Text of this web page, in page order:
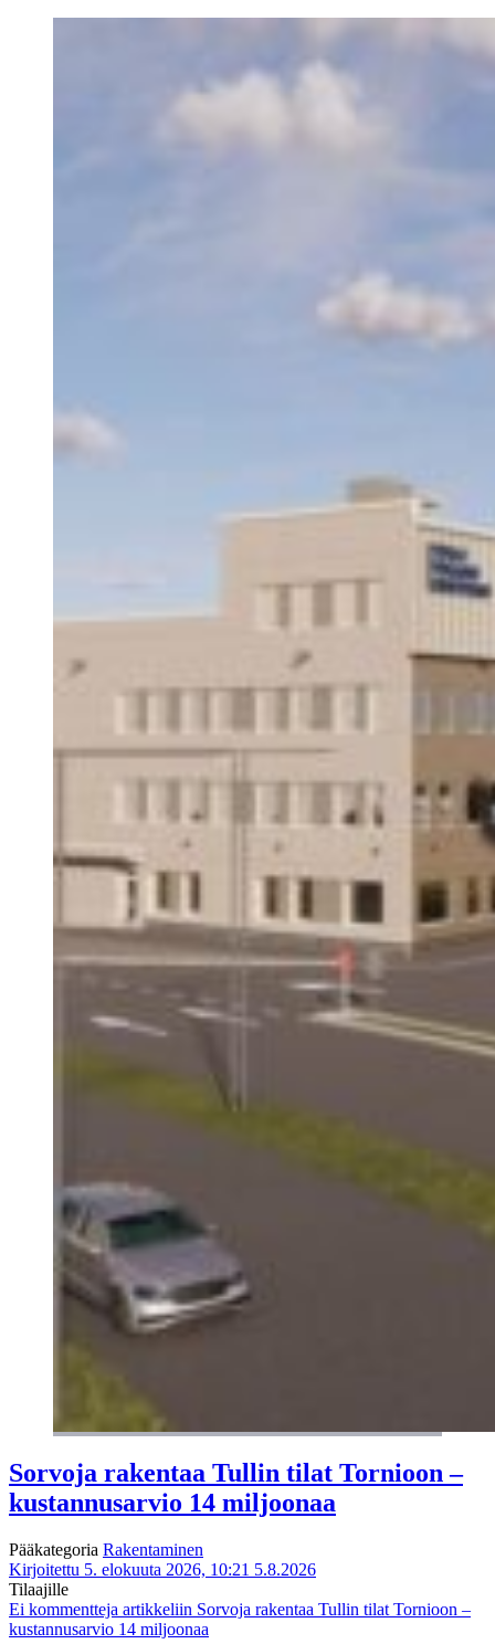
Sorvoja rakentaa Tullin tilat Tornioon –
kustannusarvio 14 miljoonaa
Pääkategoria Rakentaminen
Kirjoitettu 5. elokuuta 2026, 10:21 5.8.2026
Tilaajille
Ei kommentteja artikkeliin Sorvoja rakentaa Tullin tilat Tornioon –
kustannusarvio 14 miljoonaa